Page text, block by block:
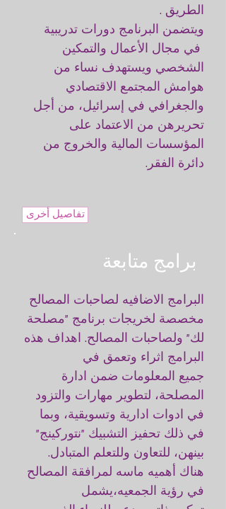
الطريق .
ويتضمن البرنامج دورات تدريبية
في مجال الأعمال والتمكين
الشخصي ويستهدف نساء من
هوامش المجتمع الاقتصادي
والجغرافي في إسرائيل، من أجل
تحريرهن من الاعتماد على
المؤسسات المالية والخروج من
دائرة الفقر.
تفاصيل أخرى
برامج متابعة
البرامج الاضافيه لصاحبات المصالح
مخصصة لخريجات برنامج "مصلحة
لك" ولصاحبات المصالح. اهداف هذه
البرامج اثراء وتعمق في
جميع المعلومات ضمن ادارة
المصلحة، لتطوير مهارات والتزود
في ادوات ادارية وتسويقية، وبما
في ذلك تحفيز التشبيك "نتوركينج"
بينهن، للتعاون وللتعلم المتبادل.
هناك أهميه ماسه لمرافقة المصالح
في رؤية الجمعيه،يشمل